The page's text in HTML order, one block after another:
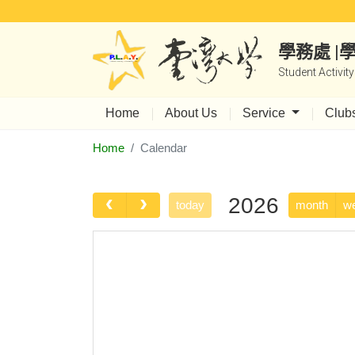
學務處 |
Student
Home About Us Service
Home Calendar
today 2026 month